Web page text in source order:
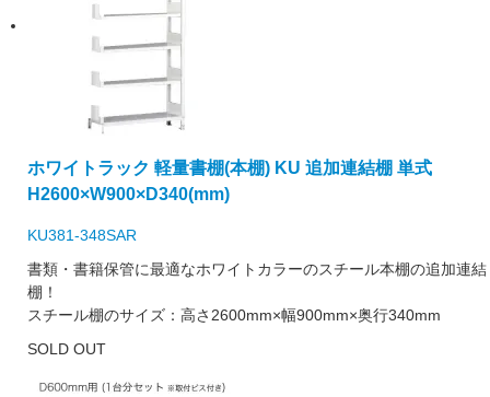
ホワイトラック 軽量書棚(本棚) KU 追加連結棚 単式
H2600×W900×D340(mm)
KU381-348SAR
書類・書籍保管に最適なホワイトカラーのスチール本棚の追加連結
棚！
スチール棚のサイズ：高さ2600mm×幅900mm×奥行340mm
SOLD OUT